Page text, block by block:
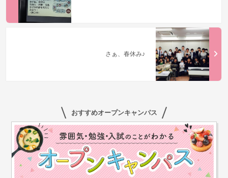
さぁ、春休み♪
おすすめオープンキャンパス